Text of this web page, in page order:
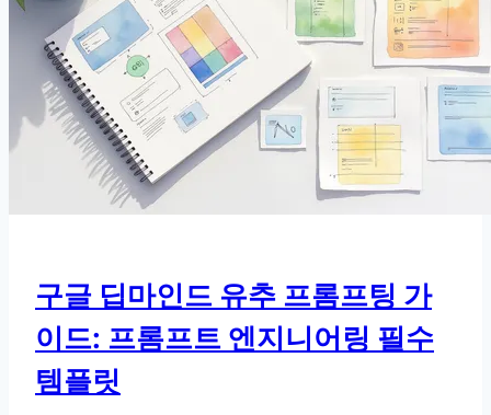
구글 딥마인드 유추 프롬프팅 가
이드: 프롬프트 엔지니어링 필수
템플릿